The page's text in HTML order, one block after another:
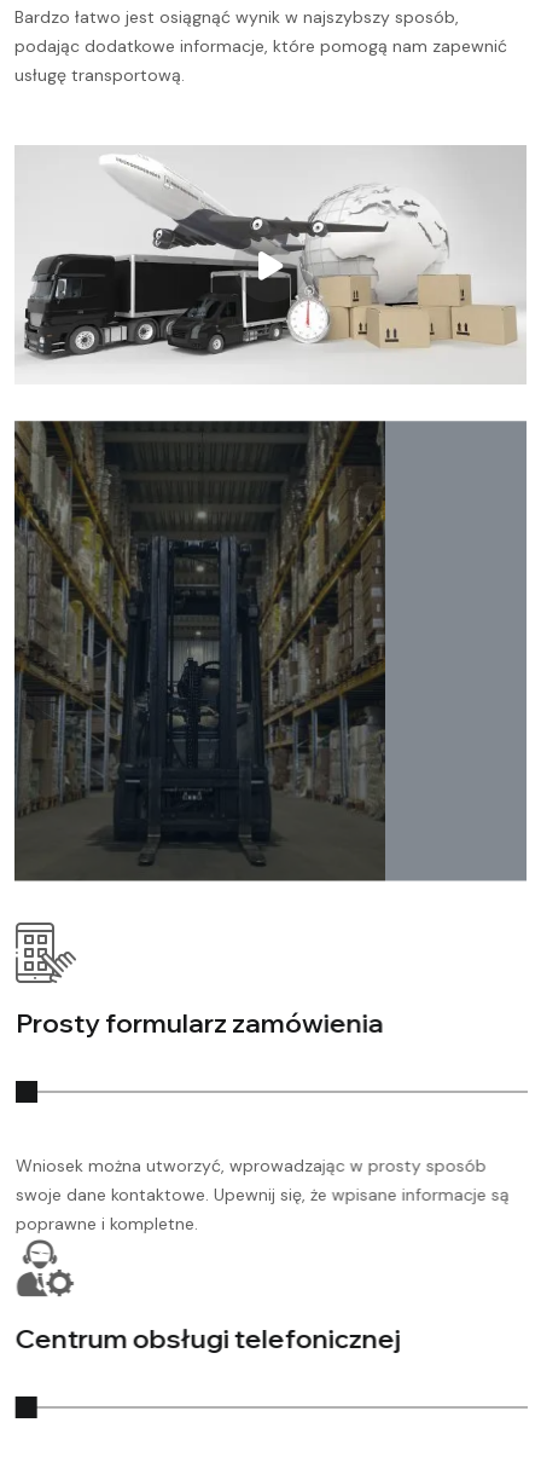
Bardzo łatwo jest osiągnąć wynik w najszybszy sposób,
podając dodatkowe informacje, które pomogą nam zapewnić
usługę transportową.
Prosty formularz zamówienia
Wniosek można utworzyć, wprowadzając w prosty sposób
swoje dane kontaktowe. Upewnij się, że wpisane informacje są
poprawne i kompletne.
Centrum obsługi telefonicznej